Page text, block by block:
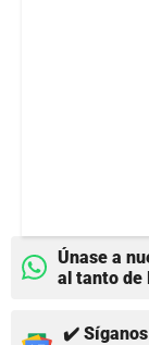
Únase a
al tanto de
✔️ Síganos